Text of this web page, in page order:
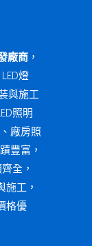
廠商 ，
燈
與施工
照明
廠房照
豐富，
全，
工，
格優